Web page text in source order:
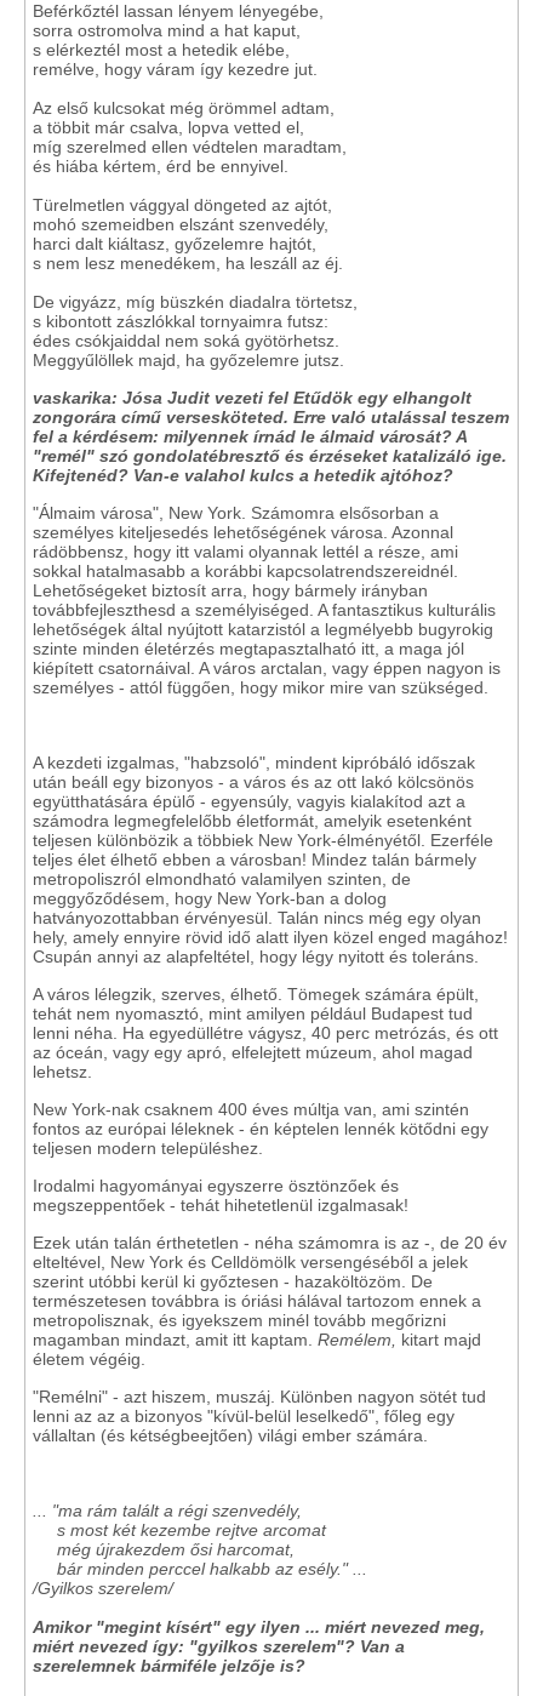
Beférkőztél lassan lényem lényegébe,
sorra ostromolva mind a hat kaput,
s elérkeztél most a hetedik elébe,
remélve, hogy váram így kezedre jut.
Az első kulcsokat még örömmel adtam,
a többit már csalva, lopva vetted el,
míg szerelmed ellen védtelen maradtam,
és hiába kértem, érd be ennyivel.
Türelmetlen vággyal döngeted az ajtót,
mohó szemeidben elszánt szenvedély,
harci dalt kiáltasz, győzelemre hajtót,
s nem lesz menedékem, ha leszáll az éj.
De vigyázz, míg büszkén diadalra törtetsz,
s kibontott zászlókkal tornyaimra futsz:
édes csókjaiddal nem soká gyötörhetsz.
Meggyűlöllek majd, ha győzelemre jutsz.
vaskarika: Jósa Judit vezeti fel Etűdök egy elhangolt
zongorára című versesköteted. Erre való utalással teszem
fel a kérdésem: milyennek írnád le álmaid városát? A
"remél" szó gondolatébresztő és érzéseket katalizáló ige.
Kifejtenéd? Van-e valahol kulcs a hetedik ajtóhoz?
"Álmaim városa", New York. Számomra elsősorban a
személyes kiteljesedés lehetőségének városa. Azonnal
rádöbbensz, hogy itt valami olyannak lettél a része, ami
sokkal hatalmasabb a korábbi kapcsolatrendszereidnél.
Lehetőségeket biztosít arra, hogy bármely irányban
továbbfejleszthesd a személyiséged. A fantasztikus kulturális
lehetőségek által nyújtott katarzistól a legmélyebb bugyrokig
szinte minden életérzés megtapasztalható itt, a maga jól
kiépített csatornáival. A város arctalan, vagy éppen nagyon is
személyes - attól függően, hogy mikor mire van szükséged.
A kezdeti izgalmas, "habzsoló", mindent kipróbáló időszak
után beáll egy bizonyos - a város és az ott lakó kölcsönös
együtthatására épülő - egyensúly, vagyis kialakítod azt a
számodra legmegfelelőbb életformát, amelyik esetenként
teljesen különbözik a többiek New York-élményétől. Ezerféle
teljes élet élhető ebben a városban! Mindez talán bármely
metropoliszról elmondható valamilyen szinten, de
meggyőződésem, hogy New York-ban a dolog
hatványozottabban érvényesül. Talán nincs még egy olyan
hely, amely ennyire rövid idő alatt ilyen közel enged magához!
Csupán annyi az alapfeltétel, hogy légy nyitott és toleráns.
A város lélegzik, szerves, élhető. Tömegek számára épült,
tehát nem nyomasztó, mint amilyen például Budapest tud
lenni néha. Ha egyedüllétre vágysz, 40 perc metrózás, és ott
az óceán, vagy egy apró, elfelejtett múzeum, ahol magad
lehetsz.
New York-nak csaknem 400 éves múltja van, ami szintén
fontos az európai léleknek - én képtelen lennék kötődni egy
teljesen modern településhez.
Irodalmi hagyományai egyszerre ösztönzőek és
megszeppentőek - tehát hihetetlenül izgalmasak!
Ezek után talán érthetetlen - néha számomra is az -, de 20 év
elteltével, New York és Celldömölk versengéséből a jelek
szerint utóbbi kerül ki győztesen - hazaköltözöm. De
természetesen továbbra is óriási hálával tartozom ennek a
metropolisznak, és igyekszem minél tovább megőrizni
magamban mindazt, amit itt kaptam. Remélem,
kitart majd
életem végéig.
"Remélni" - azt hiszem, muszáj. Különben nagyon sötét tud
lenni az az a bizonyos "kívül-belül leselkedő", főleg egy
vállaltan (és kétségbeejtően) világi ember számára.
... "ma rám talált a régi szenvedély,
s most két kezembe rejtve arcomat
még újrakezdem ősi harcomat,
bár minden perccel halkabb az esély." ...
/Gyilkos szerelem/
Amikor "megint kísért" egy ilyen ... miért nevezed meg,
miért nevezed így: "gyilkos szerelem"? Van a
szerelemnek bármiféle jelzője is?